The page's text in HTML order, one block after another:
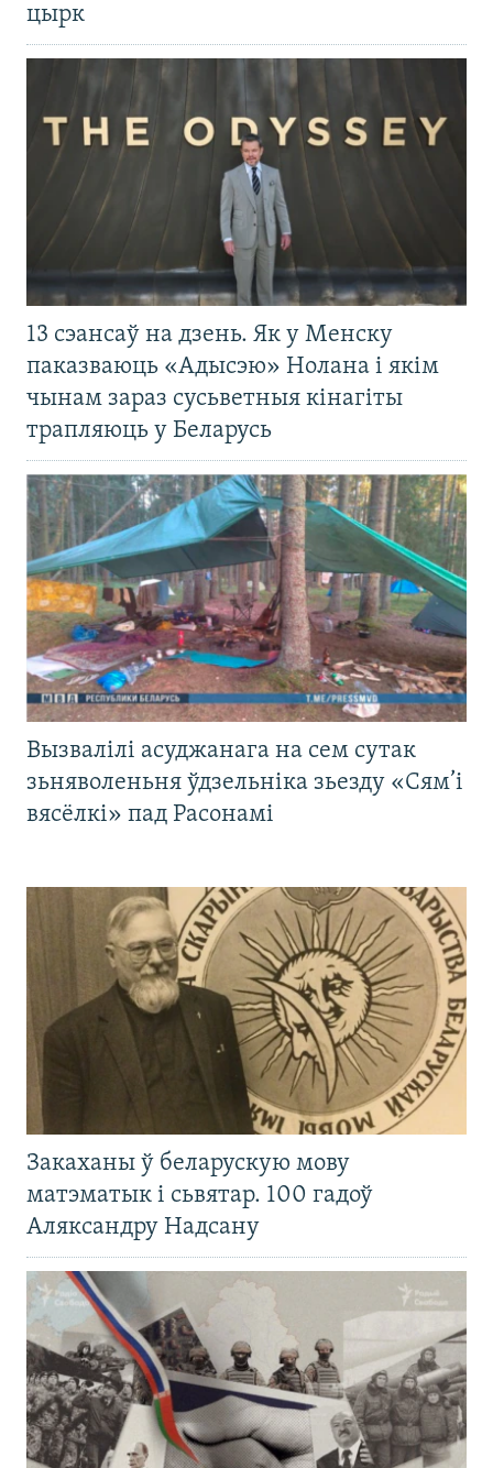
цырк
13 сэансаў на дзень. Як у Менску
паказваюць «Адысэю» Нолана і якім
чынам зараз сусьветныя кінагіты
трапляюць у Беларусь
Вызвалілі асуджанага на сем сутак
зьняволеньня ўдзельніка зьезду «Сям’і
вясёлкі» пад Расонамі
Закаханы ў беларускую мову
матэматык і сьвятар. 100 гадоў
Аляксандру Надсану